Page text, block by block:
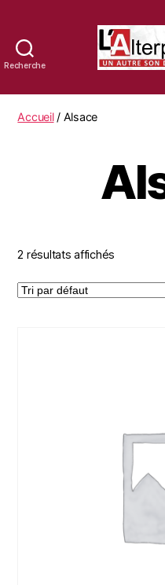
Recherche
Accueil/ Alsace
2 résultats affichés